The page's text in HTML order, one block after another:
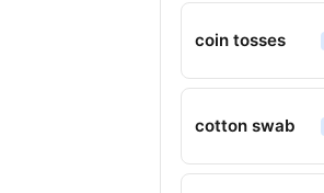
coin tosses
cotton swab